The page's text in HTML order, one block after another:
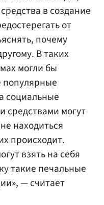
в создание
от
почему
В таких
могли бы
популярные
социальные
средствами могут
находиться
происходит.
взять на себя
такие печальные
— считает